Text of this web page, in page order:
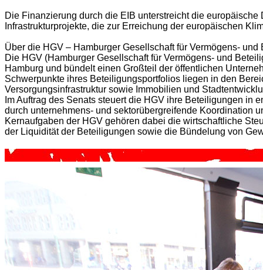
Die Finanzierung durch die EIB unterstreicht die
Infrastrukturprojekte, die zur Erreichung der europäischen
Über die HGV – Hamburger Gesellschaft für Vermögens-
Die HGV (Hamburger Gesellschaft für Vermögens- und
Hamburg und bündelt einen Großteil der öffentlichen
Schwerpunkte ihres Beteiligungsportfolios liegen in den
Versorgungsinfrastruktur sowie Immobilien und
Im Auftrag des Senats steuert die HGV ihre Beteiligungen in
durch unternehmens- und sektorübergreifende Koordination
Kernaufgaben der HGV gehören dabei die wirtschaftliche
der Liquidität der Beteiligungen sowie die Bündelung von